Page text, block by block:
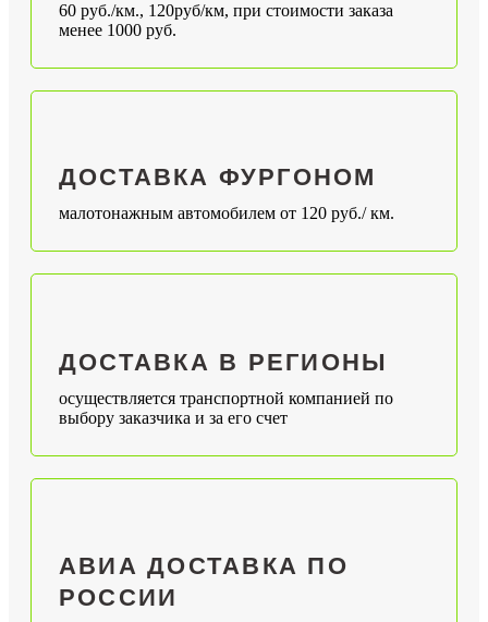
60 руб./км., 120руб/км, при стоимости заказа
менее 1000 руб.
ДОСТАВКА ФУРГОНОМ
малотонажным автомобилем от 120 руб./ км.
ДОСТАВКА В РЕГИОНЫ
осуществляется транспортной компанией по
выбору заказчика и за его счет
АВИА ДОСТАВКА ПО
РОССИИ